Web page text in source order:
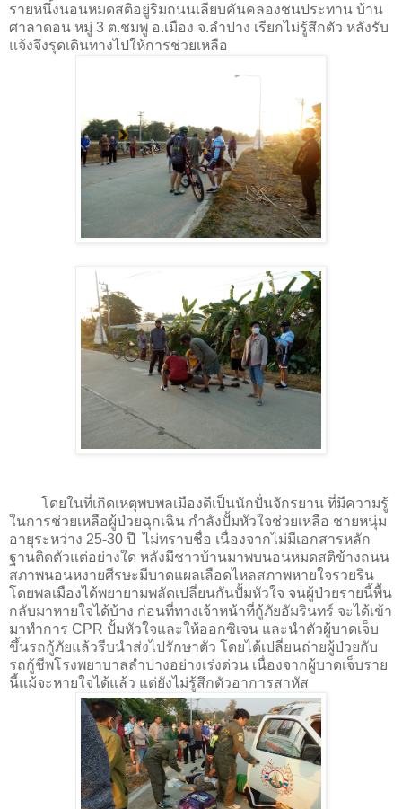
รายหนึ่งนอนหมดสติอยู่ริมถนนเลียบคันคลองชนประทาน บ้าน
ศาลาดอน หมู่ 3 ต.ชมพู อ.เมือง จ.ลำปาง เรียกไม่รู้สึกตัว หลังรับ
แจ้งจึงรุดเดินทางไปให้การช่วยเหลือ
โดยในที่เกิดเหตุพบพลเมืองดีเป็นนักปั่นจักรยาน ที่มีความรู้
ในการช่วยเหลือผู้ป่วยฉุกเฉิน กำลังปั้มหัวใจช่วยเหลือ ชายหนุ่ม
อายุระหว่าง 25-30 ปี ไม่ทราบชื่อ เนื่องจากไม่มีเอกสารหลัก
ฐานติดตัวแต่อย่างใด หลังมีชาวบ้านมาพบนอนหมดสติข้างถนน
สภาพนอนหงายศีรษะมีบาดแผลเลือดไหลสภาพหายใจรวยริน
โดยพลเมืองได้พยายามพลัดเปลี่ยนกันปั้มหัวใจ จนผู้ป่วยรายนี้พื้น
กลับมาหายใจได้บ้าง ก่อนที่ทางเจ้าหน้าที่กู้ภัยอัมรินทร์ จะได้เข้า
มาทำการ CPR ปั้มหัวใจและให้ออกซิเจน และนำตัวผู้บาดเจ็บ
ขึ้นรถกู้ภัยแล้วรีบนำส่งไปรักษาตัว โดยได้เปลี่ยนถ่ายผู้ป่วยกับ
รถกู้ชีพโรงพยาบาลลำปางอย่างเร่งด่วน เนื่องจากผู้บาดเจ็บราย
นี้แม้จะหายใจได้แล้ว แต่ยังไม่รู้สึกตัวอาการสาหัส